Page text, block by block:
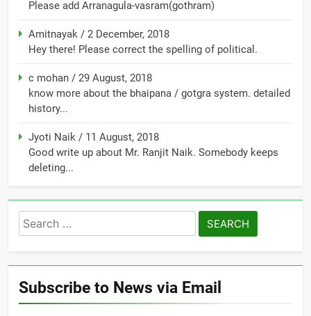
Please add Arranagula-vasram(gothram)
Amitnayak / 2 December, 2018
Hey there! Please correct the spelling of political.
c mohan / 29 August, 2018
know more about the bhaipana / gotgra system. detailed
history...
Jyoti Naik / 11 August, 2018
Good write up about Mr. Ranjit Naik. Somebody keeps
deleting...
Search
for:
Subscribe to News via Email